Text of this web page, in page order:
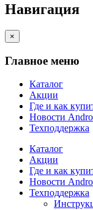
Навигация
×
Главное меню
Каталог
Акции
Где и как
Новости
Техподдержка
Каталог
Акции
Где и как
Новости
Техподдержка